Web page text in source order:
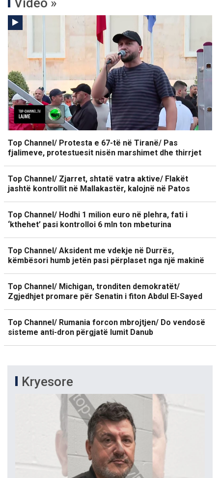
Video »
Top Channel/ Protesta e 67-të në Tiranë/ Pas
fjalimeve, protestuesit nisën marshimet dhe thirrjet
Top Channel/ Zjarret, shtatë vatra aktive/ Flakët
jashtë kontrollit në Mallakastër, kalojnë në Patos
Top Channel/ Hodhi 1 milion euro në plehra, fati i
‘kthehet’ pasi kontrolloi 6 mln ton mbeturina
Top Channel/ Aksident me vdekje në Durrës,
këmbësori humb jetën pasi përplaset nga një makinë
Top Channel/ Michigan, tronditen demokratët/
Zgjedhjet promare për Senatin i fiton Abdul El-Sayed
Top Channel/ Rumania forcon mbrojtjen/ Do vendosë
sisteme anti-dron përgjatë lumit Danub
Kryesore